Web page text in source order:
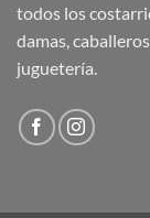
todos los
damas,
juguetería.